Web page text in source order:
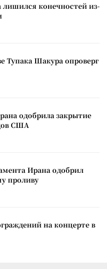
конечностей из-
Тупака Шакура опроверг
одобрила закрытие
США
Ирана одобрил
проливу
на концерте в